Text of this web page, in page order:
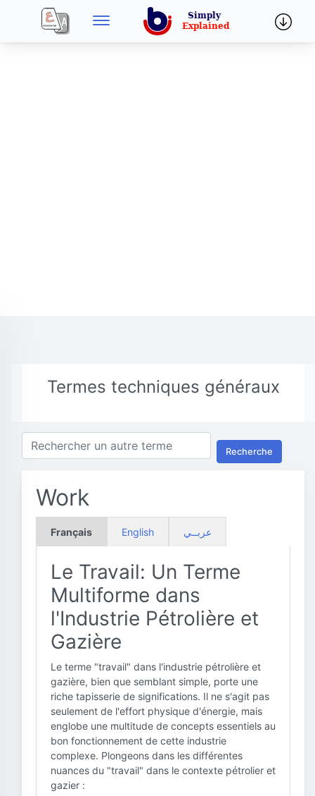
Termes techniques généraux
Recherche
Work
Français English عربــي
Le Travail: Un Terme
Multiforme dans
l'Industrie Pétrolière et
Gazière
Le terme "travail" dans l'industrie pétrolière et
gazière, bien que semblant simple, porte une
riche tapisserie de significations. Il ne s'agit pas
seulement de l'effort physique d'énergie, mais
englobe une multitude de concepts essentiels au
bon fonctionnement de cette industrie
complexe. Plongeons dans les différentes
nuances du "travail" dans le contexte pétrolier et
gazier :